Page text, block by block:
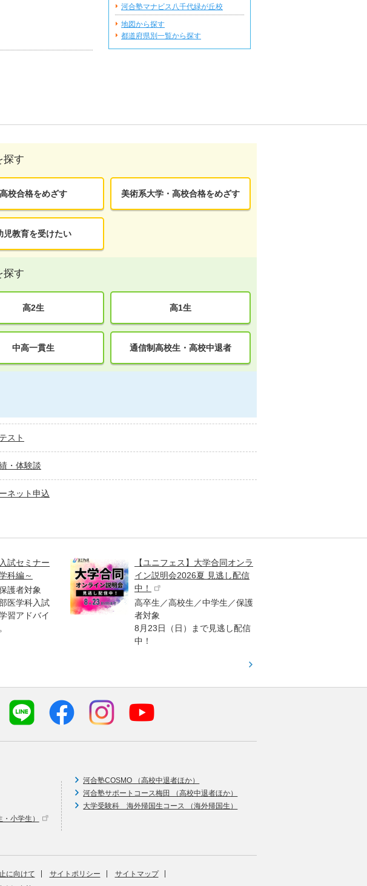
河合塾マナビス八千代緑が丘校
地図から探す
都道府県別一覧から探す
探す
高校合格をめざす 美術系大学・高校合格をめざす
児教育を受けたい
探す
高2生 高1生
中高一貫生 通信制高校生・高校中退者
スト
・体験談
ネット申込
試セミナー
科編～
護者対象
医学科入試
習アドバイ
【ユニフェス】大学合同オンラ
イン説明会2026夏 見逃し配信
中！
高卒生／高校生／中学生／保護
者対象
8月23日（日）まで見逃し配信
中！
小学生）
河合塾COSMO （高校中退者ほか）
河合塾サポートコース梅田 （高校中退者ほか）
大学受験科 海外帰国生コース （海外帰国生）
に向けて サイトポリシー
サイトマップ